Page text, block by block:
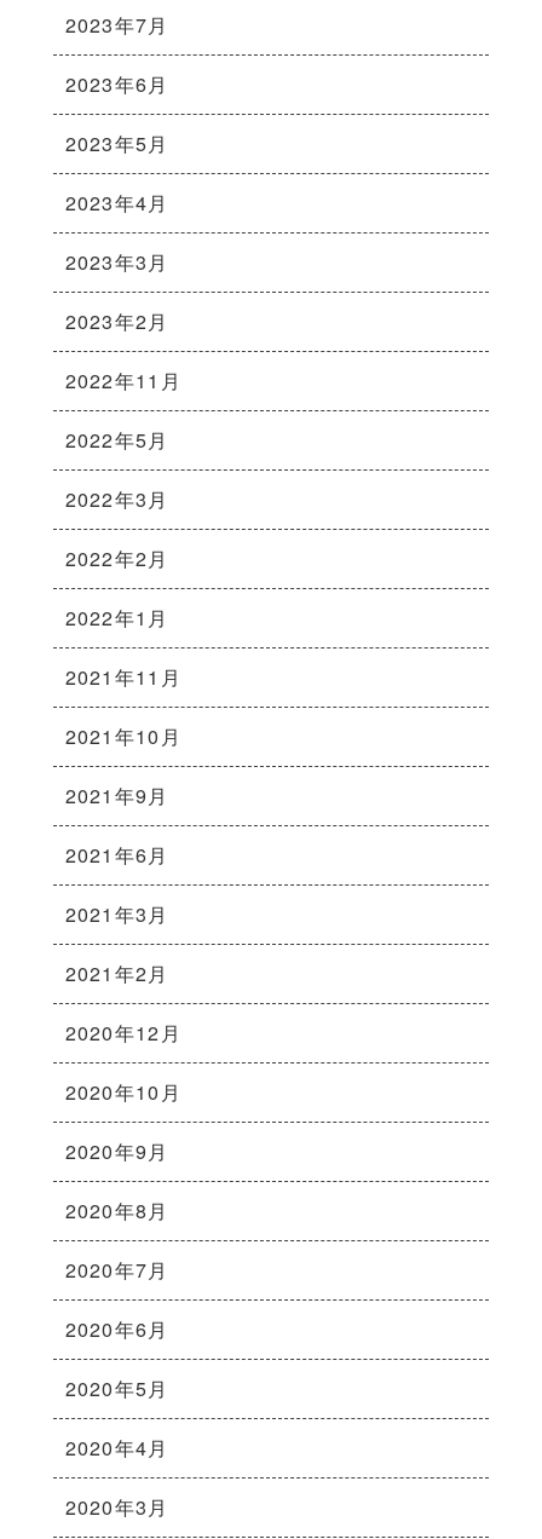
2023年7月
2023年6月
2023年5月
2023年4月
2023年3月
2023年2月
2022年11月
2022年5月
2022年3月
2022年2月
2022年1月
2021年11月
2021年10月
2021年9月
2021年6月
2021年3月
2021年2月
2020年12月
2020年10月
2020年9月
2020年8月
2020年7月
2020年6月
2020年5月
2020年4月
2020年3月